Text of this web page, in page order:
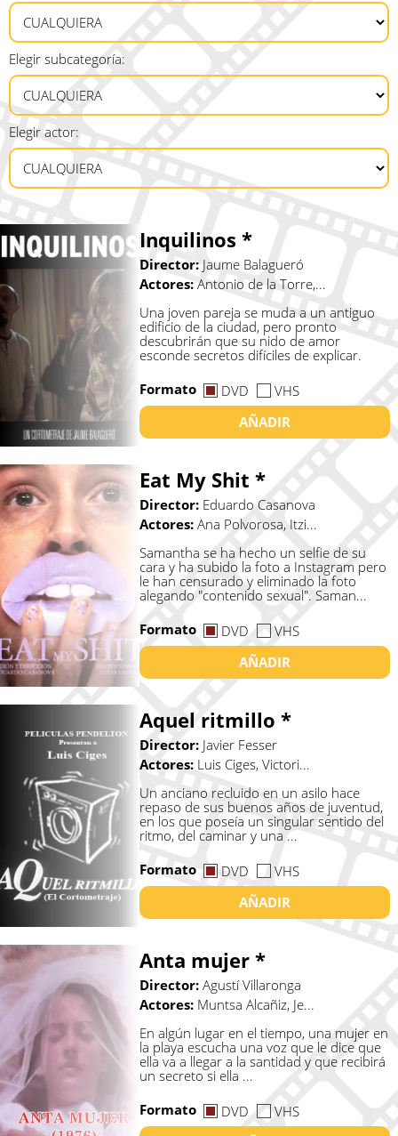
Elegir subcategoría:
Elegir actor:
Inquilinos *
Director: Jaume Balagueró
Actores: Antonio de la Torre,...
Una joven pareja se muda a un antiguo
edificio de la ciudad, pero pronto
descubrirán que su nido de amor
esconde secretos difíciles de explicar.
Formato
DVD
VHS
AÑADIR
Eat My Shit *
Director: Eduardo Casanova
Actores: Ana Polvorosa, Itzi...
Samantha se ha hecho un selfie de su
cara y ha subido la foto a Instagram pero
le han censurado y eliminado la foto
alegando "contenido sexual". Saman...
Formato
DVD
VHS
AÑADIR
Aquel ritmillo *
Director: Javier Fesser
Actores: Luis Ciges, Victori...
Un anciano recluido en un asilo hace
repaso de sus buenos años de juventud,
en los que poseía un singular sentido del
ritmo, del caminar y una ...
Formato
DVD
VHS
AÑADIR
Anta mujer *
Director: Agustí Villaronga
Actores: Muntsa Alcañiz, Je...
En algún lugar en el tiempo, una mujer en
la playa escucha una voz que le dice que
ella va a llegar a la santidad y que recibirá
un secreto si ella ...
Formato
DVD
VHS